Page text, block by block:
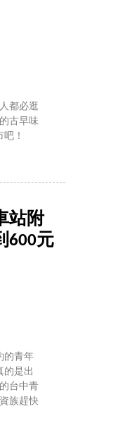
都必逛
古早味
！
站附
600元
的青年
的是出
台中青
族趕快